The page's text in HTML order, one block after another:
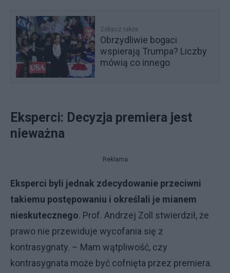
Zobacz także
Obrzydliwie bogaci
wspierają Trumpa? Liczby
mówią co innego
Eksperci: Decyzja premiera jest
nieważna
Reklama
Eksperci byli jednak zdecydowanie przeciwni
takiemu postępowaniu i określali je mianem
nieskutecznego. Prof. Andrzej Zoll stwierdził, że
prawo nie przewiduje wycofania się z
kontrasygnaty. – Mam wątpliwość, czy
kontrasygnata może być cofnięta przez premiera.